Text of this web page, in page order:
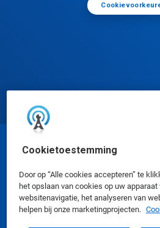
Cookietoestemming
Door op “Alle cookies accepteren” te
het opslaan van cookies op uw apparaat
websitenavigatie, het analyseren van
helpen bij onze marketingprojecten.
© Ecolab Inc.
Veiligheidsinformatiebladen